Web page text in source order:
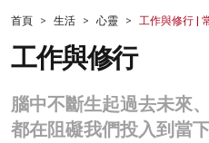
財經
生活
商業
首頁 生活 心靈 工作與修行 |
工作與修行
腦中不斷生起過去未來
都在阻礙我們投入到當